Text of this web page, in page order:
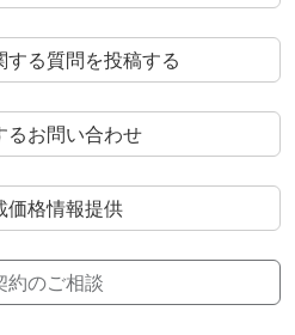
る質問を投稿する
るお問い合わせ
価格情報提供
約のご相談